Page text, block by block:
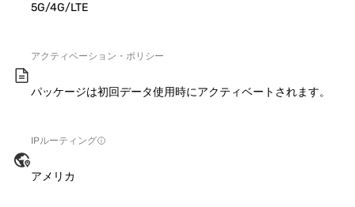
5G/4G/LTE
アクティベーション・ポリシー
パッケージは初回データ使用時にアクティベートされます。
IPルーティング
アメリカ